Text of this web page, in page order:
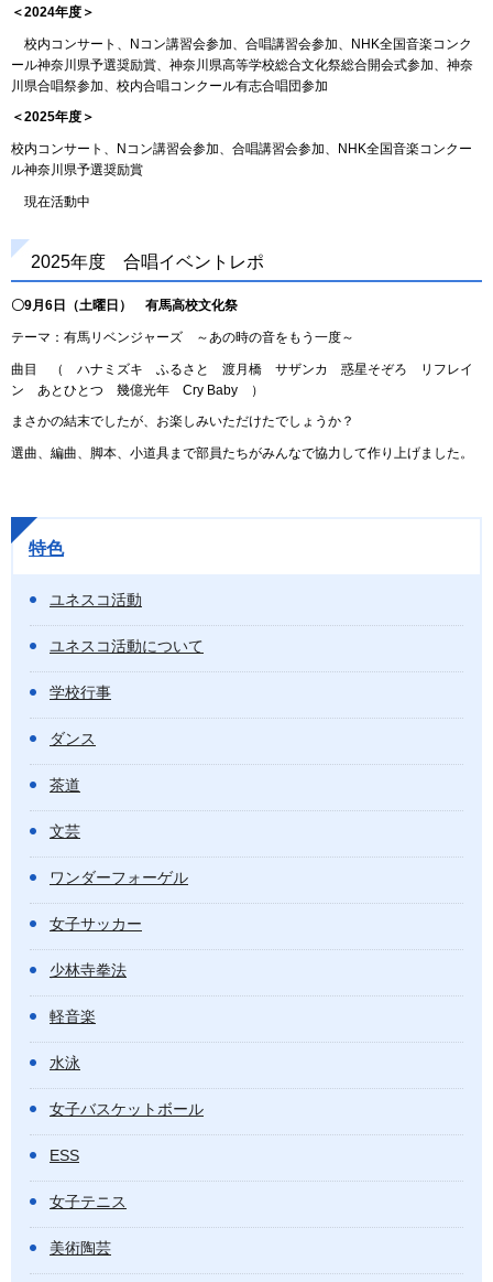
＜2024年度＞
校内コンサート、Nコン講習会参加、合唱講習会参加、NHK全国音楽コンク
ール神奈川県予選奨励賞、神奈川県高等学校総合文化祭総合開会式参加、神奈
川県合唱祭参加、校内合唱コンクール有志合唱団参加
＜2025年度＞
校内コンサート、Nコン講習会参加、合唱講習会参加、NHK全国音楽コンクー
ル神奈川県予選奨励賞
現在活動中
2025年度 合唱イベントレポ
〇9月6日（土曜日） 有馬高校文化祭
テーマ：有馬リベンジャーズ ～あの時の音をもう一度～
曲目 （ ハナミズキ ふるさと 渡月橋 サザンカ 惑星そぞろ リフレイ
ン あとひとつ 幾億光年 Cry Baby ）
まさかの結末でしたが、お楽しみいただけたでしょうか？
選曲、編曲、脚本、小道具まで部員たちがみんなで協力して作り上げました。
特色
ユネスコ活動
ユネスコ活動について
学校行事
ダンス
茶道
文芸
ワンダーフォーゲル
女子サッカー
少林寺拳法
軽音楽
水泳
女子バスケットボール
ESS
女子テニス
美術陶芸